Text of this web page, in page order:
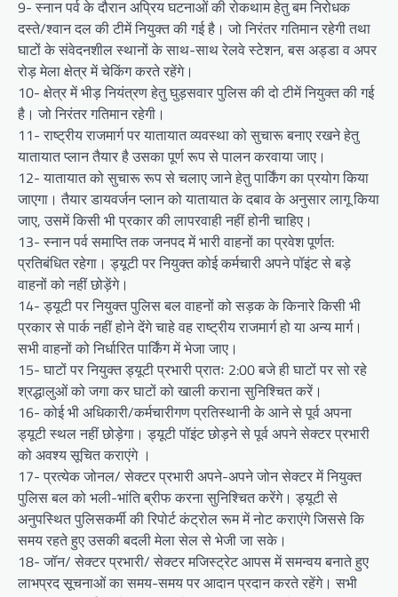
9- स्नान पर्व के दौरान अप्रिय घटनाओं की रोकथाम हेतु बम निरोधक
दस्ते/श्वान दल की टीमें नियुक्त की गई है। जो निरंतर गतिमान रहेगी तथा
घाटों के संवेदनशील स्थानों के साथ-साथ रेलवे स्टेशन, बस अड्डा व अपर
रोड़ मेला क्षेत्र में चेकिंग करते रहेंगे।
10- क्षेत्र में भीड़ नियंत्रण हेतु घुड़सवार पुलिस की दो टीमें नियुक्त की गई
है। जो निरंतर गतिमान रहेगी।
11- राष्ट्रीय राजमार्ग पर यातायात व्यवस्था को सुचारू बनाए रखने हेतु
यातायात प्लान तैयार है उसका पूर्ण रूप से पालन करवाया जाए।
12- यातायात को सुचारू रूप से चलाए जाने हेतु पार्किंग का प्रयोग किया
जाएगा। तैयार डायवर्जन प्लान को यातायात के दबाव के अनुसार लागू किया
जाए, उसमें किसी भी प्रकार की लापरवाही नहीं होनी चाहिए।
13- स्नान पर्व समाप्ति तक जनपद में भारी वाहनों का प्रवेश पूर्णत:
प्रतिबंधित रहेगा। ड्यूटी पर नियुक्त कोई कर्मचारी अपने पॉइंट से बड़े
वाहनों को नहीं छोड़ेंगे।
14- ड्यूटी पर नियुक्त पुलिस बल वाहनों को सड़क के किनारे किसी भी
प्रकार से पार्क नहीं होने देंगे चाहे वह राष्ट्रीय राजमार्ग हो या अन्य मार्ग।
सभी वाहनों को निर्धारित पार्किंग में भेजा जाए।
15- घाटों पर नियुक्त ड्यूटी प्रभारी प्रातः 2:00 बजे ही घाटों पर सो रहे
श्रद्धालुओं को जगा कर घाटों को खाली कराना सुनिश्चित करें।
16- कोई भी अधिकारी/कर्मचारीगण प्रतिस्थानी के आने से पूर्व अपना
ड्यूटी स्थल नहीं छोड़ेगा। ड्यूटी पॉइंट छोड़ने से पूर्व अपने सेक्टर प्रभारी
को अवश्य सूचित कराएंगे ।
17- प्रत्येक जोनल/ सेक्टर प्रभारी अपने-अपने जोन सेक्टर में नियुक्त
पुलिस बल को भली-भांति ब्रीफ करना सुनिश्चित करेंगे। ड्यूटी से
अनुपस्थित पुलिसकर्मी की रिपोर्ट कंट्रोल रूम में नोट कराएंगे जिससे कि
समय रहते हुए उसकी बदली मेला सेल से भेजी जा सके।
18- जॉन/ सेक्टर प्रभारी/ सेक्टर मजिस्ट्रेट आपस में समन्वय बनाते हुए
लाभप्रद सूचनाओं का समय-समय पर आदान प्रदान करते रहेंगे। सभी